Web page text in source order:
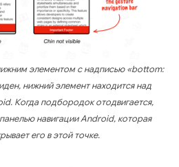
элементом с надписью «bottom:
нижний элемент находится над
Когда подбородок отодвигается,
навигации Android, которая
его в этой точке.